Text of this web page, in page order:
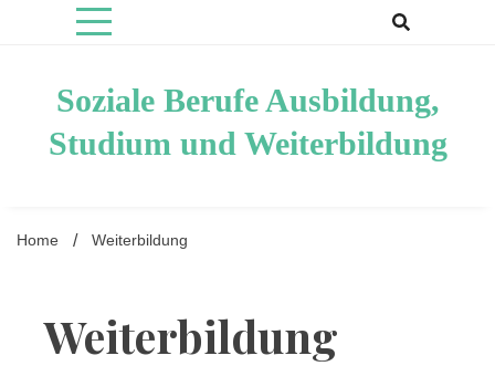
Soziale Berufe Ausbildung,
Studium und Weiterbildung
Home Weiterbildung
Weiterbildung